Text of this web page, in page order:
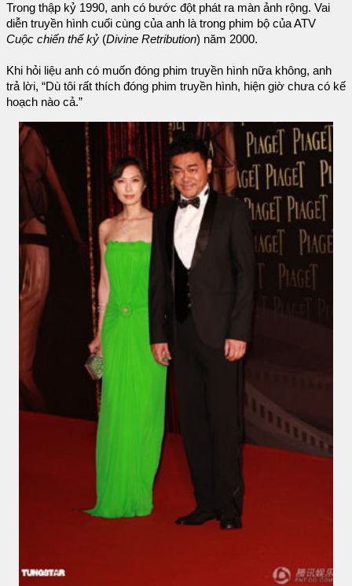
Trong thập kỷ 1990, anh có bước đột phát ra màn ảnh rộng. Vai
diễn truyền hình cuối cùng của anh là trong phim bộ của ATV
Cuộc chiến thế kỷ (Divine Retribution) năm 2000.
Khi hỏi liệu anh có muốn đóng phim truyền hình nữa không, anh
trả lời, “Dù tôi rất thích đóng phim truyền hình, hiện giờ chưa có kế
hoạch nào cả.”